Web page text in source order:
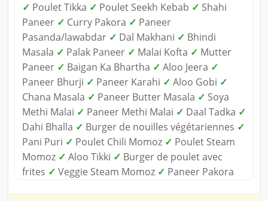
✓ Poulet Tikka ✓ Poulet Seekh Kebab ✓ Shahi
Paneer ✓ Curry Pakora ✓ Paneer
Pasanda/lawabdar ✓ Dal Makhani ✓ Bhindi
Masala ✓ Palak Paneer ✓ Malai Kofta ✓ Mutter
Paneer ✓ Baigan Ka Bhartha ✓ Aloo Jeera ✓
Paneer Bhurji ✓ Paneer Karahi ✓ Aloo Gobi ✓
Chana Masala ✓ Paneer Butter Masala ✓ Soya
Methi Malai ✓ Paneer Methi Malai ✓ Daal Tadka ✓
Dahi Bhalla ✓ Burger de nouilles végétariennes ✓
Pani Puri ✓ Poulet Chili Momoz ✓ Poulet Steam
Momoz ✓ Aloo Tikki ✓ Burger de poulet avec
frites ✓ Veggie Steam Momoz ✓ Paneer Pakora